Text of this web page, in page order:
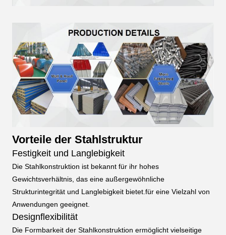
Vorteile der Stahlstruktur
Festigkeit und Langlebigkeit
Die Stahlkonstruktion ist bekannt für ihr hohes
Gewichtsverhältnis, das eine außergewöhnliche
Strukturintegrität und Langlebigkeit bietet.für eine Vielzahl von
Anwendungen geeignet.
Designflexibilität
Die Formbarkeit der Stahlkonstruktion ermöglicht vielseitige